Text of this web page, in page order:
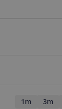
1m 3m